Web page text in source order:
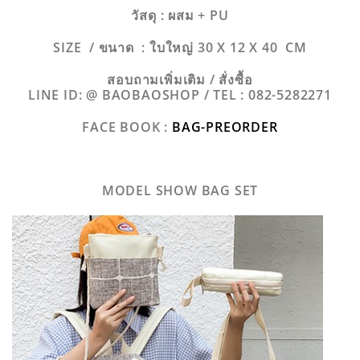
วัสดุ : ผสม + PU
SIZE / ขนาด : ใบใหญ่ 30 X 12 X 40 CM
สอบถามเพิ่มเติม / สั่งซื้อ
LINE ID: @ BAOBAOSHOP /TEL : 082-5282271
FACE BOOK : BAG-PREORDER
MODEL SHOW BAG SET